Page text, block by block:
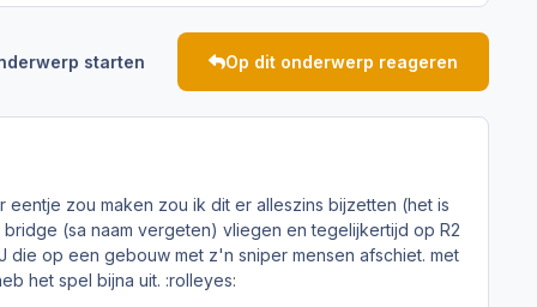
starten Op dit onderwerp reageren
eentje zou maken zou ik dit er alleszins bijzetten (het is
(sa naam vergeten) vliegen en tegelijkertijd op R2
die op een gebouw met z'n sniper mensen afschiet. met
het spel bijna uit. :rolleyes: